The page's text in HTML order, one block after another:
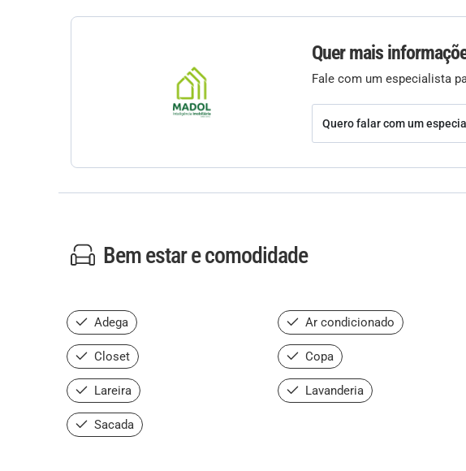
Quer mais
Fale com um especialista
Quero falar com um
Bem estar e comodidade
Adega Ar condicionado
Closet Copa
Lareira Lavanderia
Sacada